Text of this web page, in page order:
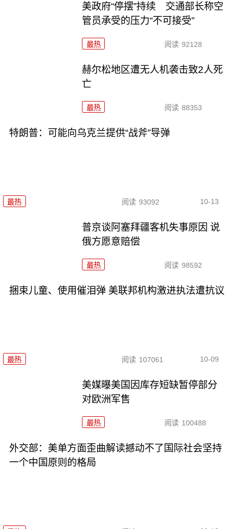
美政府“停摆”持续 交通部长称空
管员承受的压力“不可接受”
最热 阅读 92128
赫尔松地区遭无人机袭击致2人死
亡
最热 阅读 88353
特朗普：可能向乌克兰提供“战斧”导弹
最热 阅读 93092 10-13
普京谈阿塞拜疆客机失事原因 说
俄方愿意赔偿
最热 阅读 98592
捆束儿童、使用催泪弹 美联邦机构激进执法遭抗议
最热 阅读 107061 10-09
美媒曝美国因库存短缺暂停部分
对欧洲军售
最热 阅读 100488
外交部：美单方面歪曲解读撼动不了国际社会坚持
一个中国原则的格局